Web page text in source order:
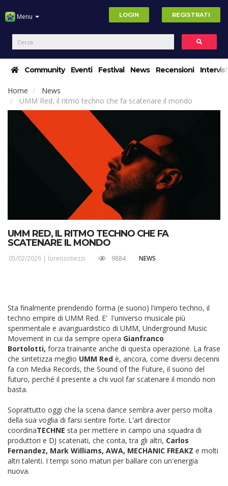
Menu LOGIN REGISTRATI
Community Eventi Festival News Recensioni
Home
News
UMM Red, il ritmo techno che fa scatenare il mondo
UMM RED, IL RITMO TECHNO CHE FA
SCATENARE IL MONDO
05/02/2026 | lorenzotiezzi 9884 NEWS
Sta finalmente prendendo forma (e suono) l'impero techno, il
techno empire di UMM Red. E' l'universo musicale più
sperimentale e avanguardistico di UMM, Underground Music
Movement in cui da sempre opera Gianfranco
Bortolotti, forza trainante anche di questa operazione. La frase
che sintetizza meglio UMM Red è, ancora, come diversi decenni
fa con Media Records, the Sound of the Future, il suono del
futuro, perché il presente a chi vuol far scatenare il mondo non
basta.
Soprattutto oggi che la scena dance sembra aver perso molta
della sua voglia di farsi sentire forte. L'art director
coordinaTECHNE sta per mettere in campo una squadra di
produttori e DJ scatenati, che conta, tra gli altri, Carlos
Fernandez, Mark Williams, AWA, MECHANIC FREAKZ e molti
altri talenti. I tempi sono maturi per ballare con un'energia
nuova.